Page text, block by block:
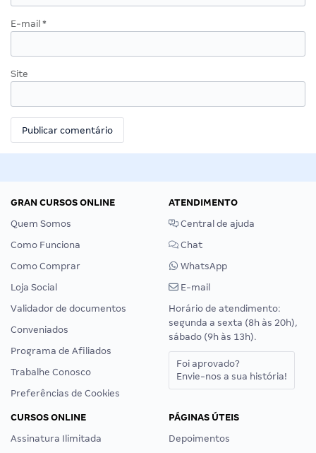
E-mail *
Site
GRAN CURSOS ONLINE
Quem Somos
Como Funciona
Como Comprar
Loja Social
Validador de documentos
Conveniados
Programa de Afiliados
Trabalhe Conosco
Preferências de Cookies
ATENDIMENTO
Central de ajuda
Chat
WhatsApp
E-mail
Horário de atendimento:
segunda a sexta (8h às 20h),
sábado (9h às 13h).
Foi aprovado?
Envie-nos a sua história!
CURSOS ONLINE
Assinatura Ilimitada
PÁGINAS ÚTEIS
Depoimentos